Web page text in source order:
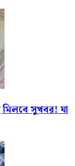
মিলবে সুখবর! যা